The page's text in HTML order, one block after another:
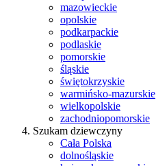
mazowieckie
opolskie
podkarpackie
podlaskie
pomorskie
śląskie
świętokrzyskie
warmińsko-mazurskie
wielkopolskie
zachodniopomorskie
Szukam dziewczyny
Cała Polska
dolnośląskie